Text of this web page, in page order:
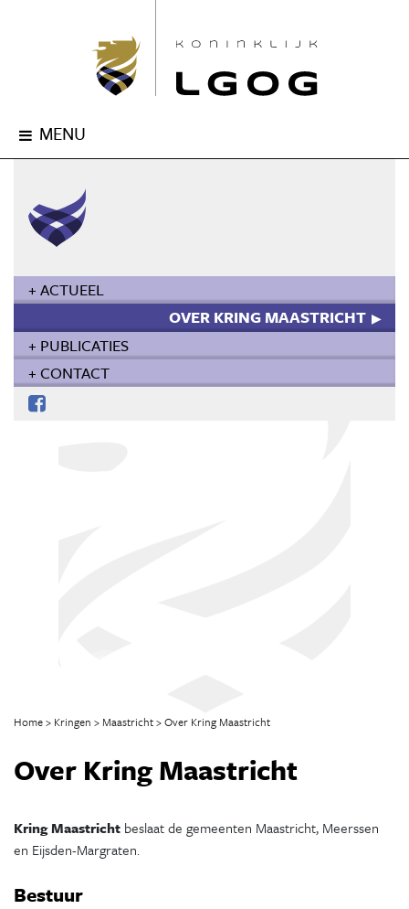
MENU
+ ACTUEEL
OVER KRING MAASTRICHT
+ PUBLICATIES
+ CONTACT
Home Kringen Maastricht Over Kring Maastricht
Over Kring Maastricht
Kring Maastricht beslaat de gemeenten Maastricht, Meerssen
en Eijsden-Margraten.
Bestuur